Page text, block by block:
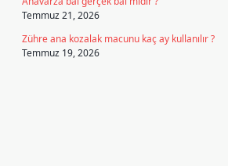
Temmuz 21, 2026
Zühre ana kozalak macunu kaç ay kullanılır ?
Temmuz 19, 2026